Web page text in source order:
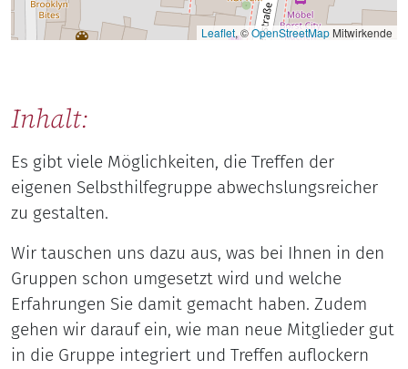
Leaflet, ©OpenStreetMap Mitwirkende
Inhalt:
Es gibt viele Möglichkeiten, die Treffen der
eigenen Selbsthilfegruppe abwechslungsreicher
zu gestalten.
Wir tauschen uns dazu aus, was bei Ihnen in den
Gruppen schon umgesetzt wird und welche
Erfahrungen Sie damit gemacht haben. Zudem
gehen wir darauf ein, wie man neue Mitglieder gut
in die Gruppe integriert und Treffen auflockern